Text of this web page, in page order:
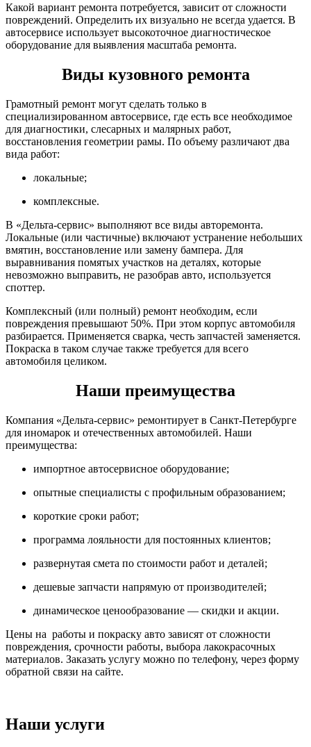
Какой вариант ремонта потребуется, зависит от сложности
повреждений. Определить их визуально не всегда удается. В
автосервисе использует высокоточное диагностическое
оборудование для выявления масштаба ремонта.
Виды кузовного ремонта
Грамотный ремонт могут сделать только в
специализированном автосервисе, где есть все необходимое
для диагностики, слесарных и малярных работ,
восстановления геометрии рамы. По объему различают два
вида работ:
локальные;
комплексные.
В «Дельта-сервис» выполняют все виды авторемонта.
Локальные (или частичные) включают устранение небольших
вмятин, восстановление или замену бампера. Для
выравнивания помятых участков на деталях, которые
невозможно выправить, не разобрав авто, используется
споттер.
Комплексный (или полный) ремонт необходим, если
повреждения превышают 50%. При этом корпус автомобиля
разбирается. Применяется сварка, честь запчастей заменяется.
Покраска в таком случае также требуется для всего
автомобиля целиком.
Наши преимущества
Компания «Дельта-сервис» ремонтирует в Санкт-Петербурге
для иномарок и отечественных автомобилей. Наши
преимущества:
импортное автосервисное оборудование;
опытные специалисты с профильным образованием;
короткие сроки работ;
программа лояльности для постоянных клиентов;
развернутая смета по стоимости работ и деталей;
дешевые запчасти напрямую от производителей;
динамическое ценообразование — скидки и акции.
Цены на работы и покраску авто зависят от сложности
повреждения, срочности работы, выбора лакокрасочных
материалов. Заказать услугу можно по телефону, через форму
обратной связи на сайте.
Наши услуги